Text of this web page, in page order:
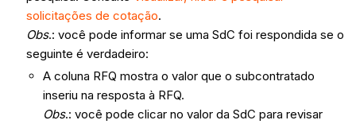
solicitações de cotação.
Obs.: você pode informar se uma SdC foi respondida se o
seguinte é verdadeiro:
A coluna RFQ mostra o valor que o subcontratado
inseriu na resposta à RFQ.
Obs.: você pode clicar no valor da SdC para revisar